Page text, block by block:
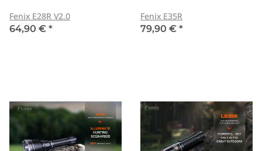
Fenix E28R V2.0
64,90 € *
Fenix E35R
79,90 € *